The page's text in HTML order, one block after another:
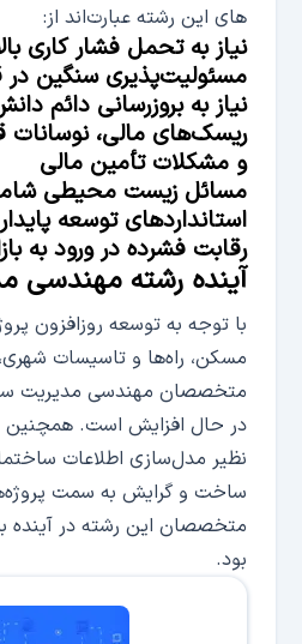
های این رشته عبارت­‌اند از:
نیاز به تحمل فشار کاری
مسئولیت­‌پذیری سنگین در
نیاز به بروزرسانی دائم
ریسک‌­های مالی، نوسانات
و مشکلات تأمین مالی
مسائل زیست محیطی
استانداردهای توسعه پایدار
رقابت فشرده در ورود به
آینده رشته مهندسی
با توجه به توسعه روزافزون
مسکن، راه‌ها و تاسیسات
متخصصان مهندسی مدیریت
در حال افزایش است. همچنین
ساخت و گرایش به سمت
متخصصان این رشته در آینده
بود.